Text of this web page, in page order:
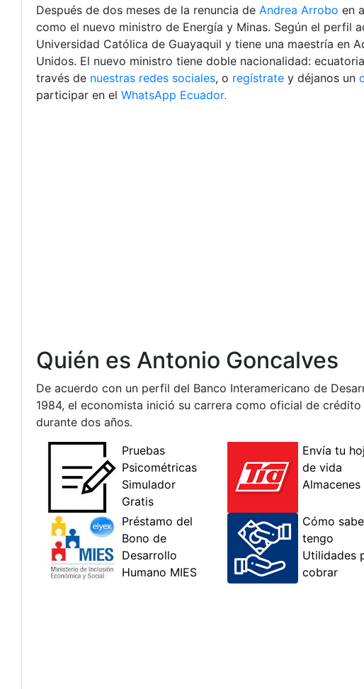
Después de dos meses de la renuncia de Andrea Arrobo en
como el nuevo ministro de Energía y Minas. Según el perfil
Universidad Católica de Guayaquil y tiene una maestría en
Unidos. El nuevo ministro tiene doble nacionalidad:
través de nuestras redes sociales, o regístrate y déjanos un
participar en el WhatsApp Ecuador.
Quién es Antonio Goncalves
De acuerdo con un perfil del Banco Interamericano de
1984, el economista inició su carrera como oficial de
durante dos años.